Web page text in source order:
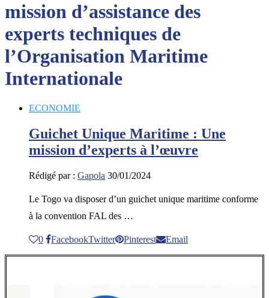
mission d’assistance des
experts techniques de
l’Organisation Maritime
Internationale
ECONOMIE
Guichet Unique Maritime : Une
mission d’experts à l’œuvre
Rédigé par : Gapola 30/01/2024
Le Togo va disposer d’un guichet unique maritime conforme
à la convention FAL des …
0 FacebookTwitter Pinterest Email